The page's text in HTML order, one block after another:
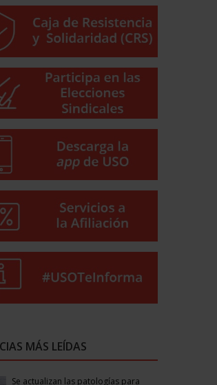
MÁS LEÍDAS
Se actualizan las patologías para